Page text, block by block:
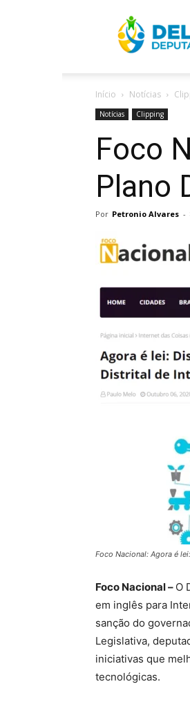
Início Notícias
Notícias Clipping
Foco
Plano
Por Petronio Alvares -
Foco Nacional: Agora é
Foco Nacional – O
em inglês para
sanção do
Legislativa,
iniciativas que
tecnológicas.